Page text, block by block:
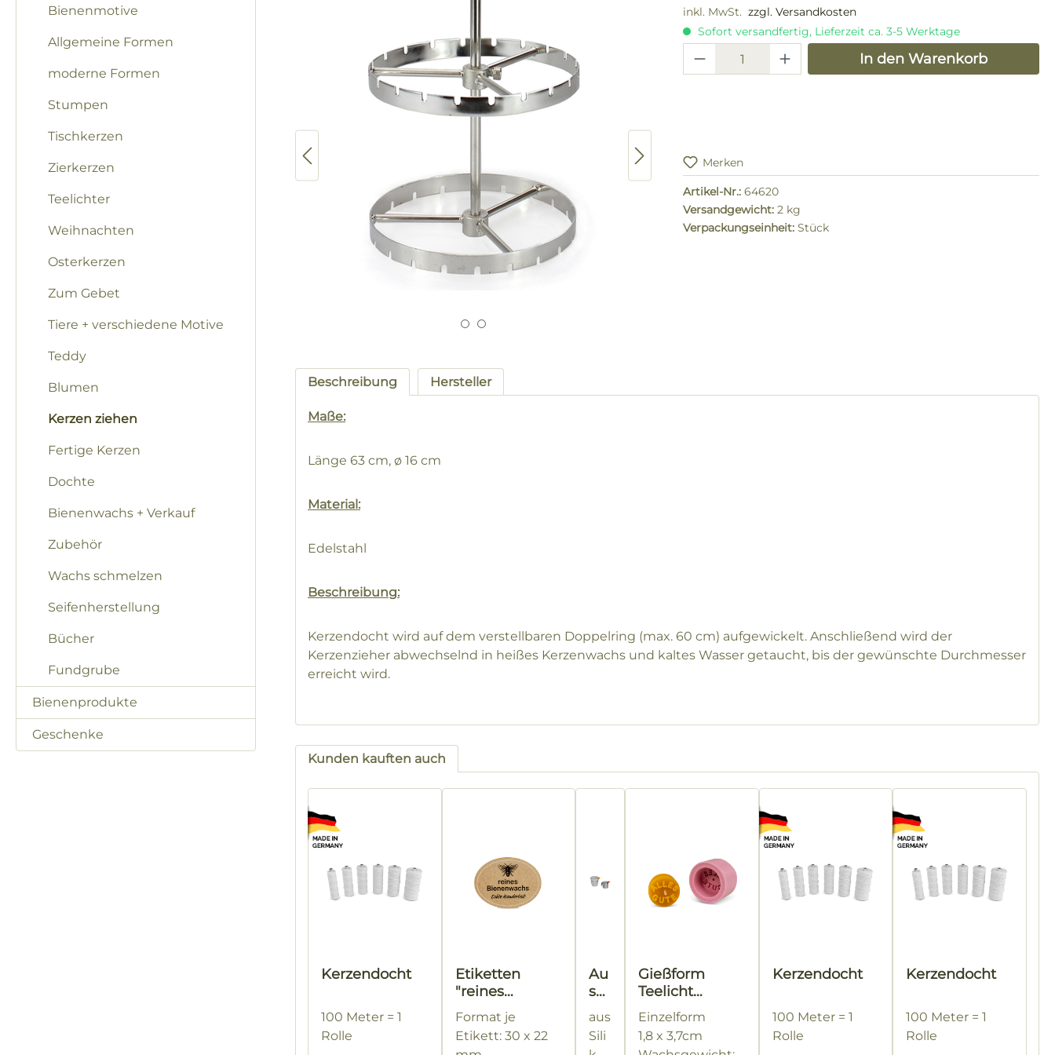
Bienenmotive
Allgemeine Formen
moderne Formen
Stumpen
Tischkerzen
Zierkerzen
Teelichter
Weihnachten
Osterkerzen
Zum Gebet
Tiere + verschiedene Motive
Teddy
Blumen
Kerzen ziehen
Fertige Kerzen
Dochte
Bienenwachs + Verkauf
Zubehör
Wachs schmelzen
Seifenherstellung
Bücher
Fundgrube
Bienenprodukte
Geschenke
inkl. MwSt. zzgl. Versandkosten
Sofort versandfertig, Lieferzeit ca. 3-5 Werktage
Produkt Anzahl: Gib denIn den Warenkorb
Merken
Artikel-Nr.: 64620
Versandgewicht: 2 kg
Verpackungseinheit: Stück
Beschreibung Hersteller
Maße:
Länge 63 cm, ø 16 cm
Material:
Edelstahl
Beschreibung:
Kerzendocht wird auf dem verstellbaren Doppelring (max. 60 cm) aufgewickelt. Anschließend wird der
Kerzenzieher abwechselnd in heißes Kerzenwachs und kaltes Wasser getaucht, bis der gewünschte Durchmesser
erreicht wird.
Kunden kauften auch
Produktgalerie überspringen
Kerzendocht
100 Meter = 1
Rolle
Etiketten
"reines
Bienenwachs"
mit Biene
Format je
Etikett: 30 x 22
Au
sgi
hilf
e
aus
Sili
Gießform
Teelicht
"ALLES GUTE"
Einzelform
1,8 x 3,7cm
Kerzendocht
100 Meter = 1
Rolle
Kerzendocht
100 Meter = 1
Rolle